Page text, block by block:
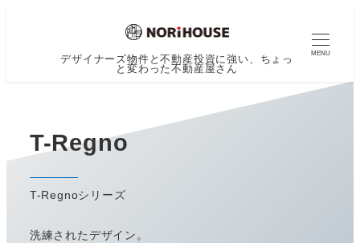
デザイナーズ物件と不動産投資に強い、ちょっ
と変わった不動産屋さん
MENU
T-Regno
T-Regnoシリーズ
洗練されたデザイン。